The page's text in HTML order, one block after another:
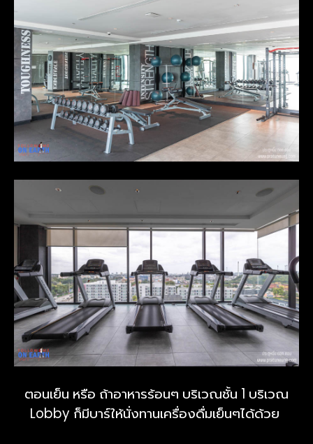
ตอนเย็น หรือ ถ้าอาหารร้อนๆ บริเวณชั้น 1 บริเวณ
Lobby ก็มีบาร์ให้นั่งทานเครื่องดื่มเย็นๆได้ด้วย